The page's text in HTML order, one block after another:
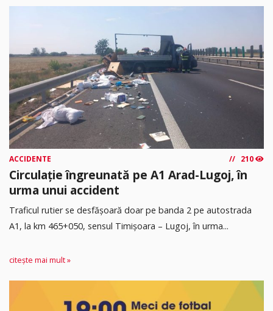
ACCIDENTE 210
Circulație îngreunată pe A1 Arad-Lugoj, în
urma unui accident
Traficul rutier se desfășoară doar pe banda 2 pe autostrada
A1, la km 465+050, sensul Timişoara – Lugoj, în urma...
citește mai mult »